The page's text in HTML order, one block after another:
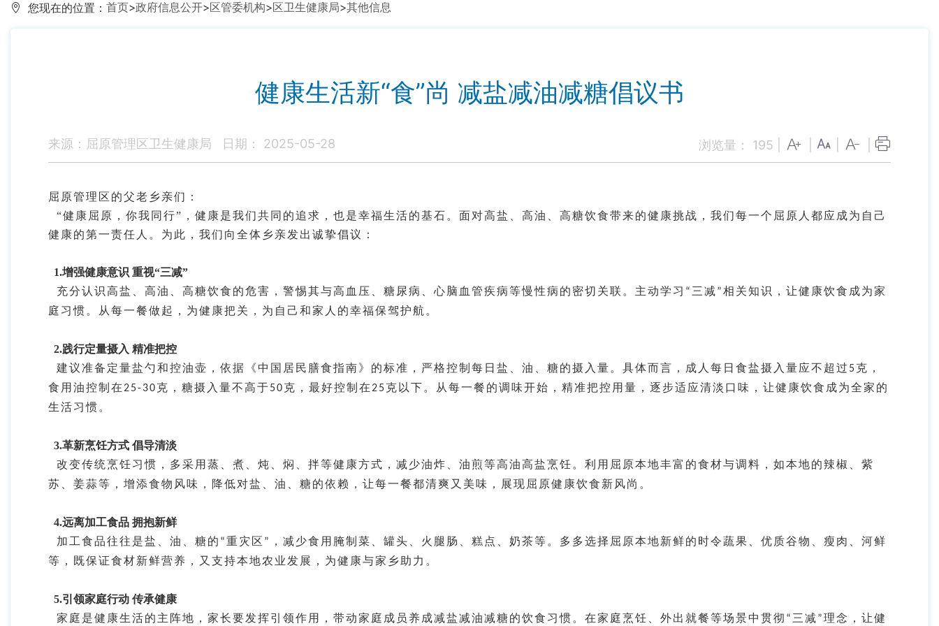
您现在的位置： 首页>政府信息公开>区管委机构>区卫生健康局>其他信息
健康生活新“食”尚 减盐减油减糖倡议书
来源：屈原管理区卫生健康局 日期： 2025-05-28 浏览量： 195
屈原管理区 的父老乡亲们
：
“健康 屈原 ，你我同行”，健康是我们共同的追求，也是幸福生活的基石。面对高盐、高油、高糖饮食带来的健康挑战，我们每一个 屈原 人都应成为自己
健康的第一责任人。为此，我们向全体乡亲发出诚挚倡议：
1.增强健康意识 重视“三减”
充分认识高盐、高油、高糖饮食的危害，警惕其与高血压、糖尿病、心脑血管疾病等慢性病的密切关联。主动学习 “三减”相关知识，让健康饮食成为家
庭习惯。从每一餐做起，为健康把关，为自己和家人的幸福保驾护航。
2.践行定量摄入 精准把控
建议准备定量盐勺和控油壶，依据《中国居民膳食指南》的标准，严格控制每日盐、油、糖的摄入量。具体而言，成人每日食盐摄入量应不超过 5克，
食用油控制在25-30克，糖摄入量不高于50克，最好控制在25克以下。从每一餐的调味开始，精准把控用量，逐步适应清淡口味，让健康饮食成为全家的
生活习惯。
3.革新烹饪方式 倡导清淡
改变传统烹饪习惯，多采用蒸、煮、炖、焖、拌等健康方式，减少油炸、油煎等高油高盐烹饪。利用 屈原本地丰富的食材与调料，如本地的辣椒、紫
苏、姜蒜等，增添食物风味，降低对盐、油、糖的依赖，让每一餐都清爽又美味，展现 屈原健康饮食新风尚。
4.远离加工食品 拥抱新鲜
加工食品往往是盐、油、糖的 “重灾区 ” ，减少食用腌制菜、罐头、火腿肠、糕点、奶茶等。多多选择 屈原本地新鲜的时令蔬果、优质谷物、瘦肉、河鲜
等，既保证食材新鲜营养，又支持本地农业发展，为健康与家乡助力。
5.引领家庭行动 传承健康
家庭是健康生活的主阵地，家长要发挥引领作用，带动家庭成员养成减盐减油减糖的饮食习惯。在家庭烹饪、外出就餐等场景中贯彻 “三减”理念，让健